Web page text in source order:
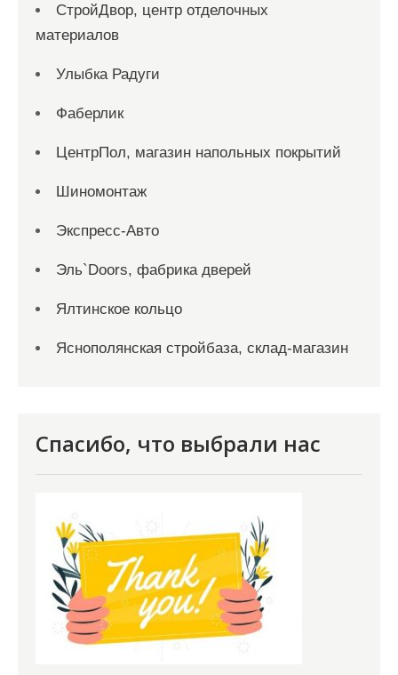
СтройДвор, центр отделочных
материалов
Улыбка Радуги
Фаберлик
ЦентрПол, магазин напольных покрытий
Шиномонтаж
Экспресс-Авто
Эль`Doors, фабрика дверей
Ялтинское кольцо
Яснополянская стройбаза, склад-магазин
Спасибо, что выбрали нас